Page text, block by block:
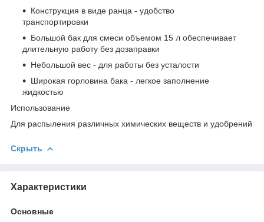
Конструкция в виде ранца - удобство
транспортировки
Большой бак для смеси объемом 15 л обеспечивает
длительную работу без дозаправки
Небольшой вес - для работы без усталости
Широкая горловина бака - легкое заполнение
жидкостью
Использование
Для распыления различных химических веществ и удобрений
Скрыть
Характеристики
Основные